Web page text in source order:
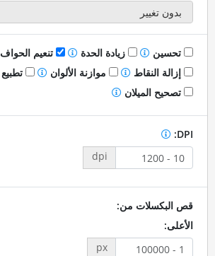
تحسين زيادة الحدة
تنعيم الحواف
إزالة النقاط
موازنة الألوان
تطبيع
تصحيح الميلان
DPI:
dpi
قص البكسلات من:
الأعلى:
px